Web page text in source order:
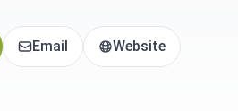
Email Website